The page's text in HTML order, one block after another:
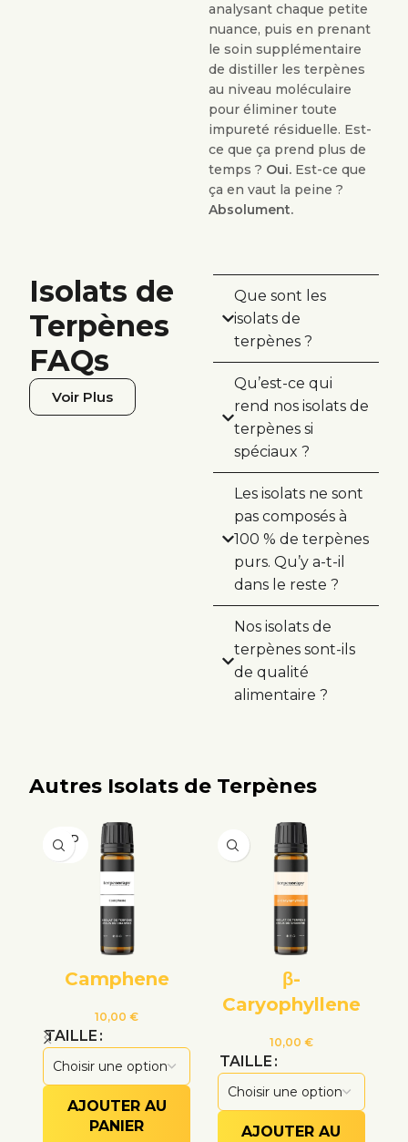
analysant chaque petite
nuance, puis en prenant
le soin supplémentaire
de distiller les terpènes
au niveau moléculaire
pour éliminer toute
impureté résiduelle. Est-
ce que ça prend plus de
temps ? Oui.Est-ce que
ça en vaut la peine ?
Absolument.
Isolats de
Terpènes
FAQs
Voir Plus
Que sont les
isolats de
terpènes ?
Qu’est-ce qui
rend nos isolats de
terpènes si
spéciaux ?
Les isolats ne sont
pas composés à
100 % de terpènes
purs. Qu’y a-t-il
dans le reste ?
Nos isolats de
terpènes sont-ils
de qualité
alimentaire ?
Autres Isolats de Terpènes
VEND
U
Camphene
10,00€
TAILLE
AJOUTER AU
PANIER
β-
Caryophyllene
10,00 €
TAILLE
AJOUTER AU